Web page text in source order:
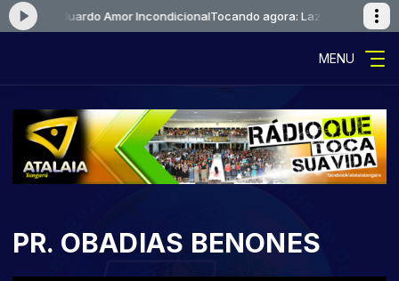
e Eduardo Amor IncondicionalTocando agora: Lazaro e Eduardo
MENU
PR. OBADIAS BENONES